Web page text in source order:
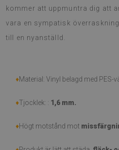
kommer att uppmuntra dig att
vara en sympatisk
till en nyanställd.
♦Material: Vinyl belagd med PES-
♦Tjocklek: : 1,6 mm.
♦Högt motstånd mot